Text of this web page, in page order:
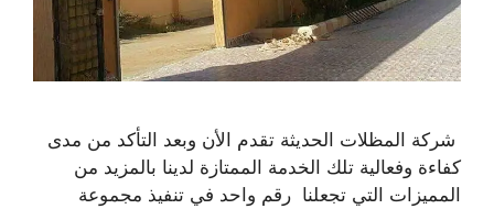
شركة المظلات الحديثة تقدم الأن وبعد التأكد من مدى
كفاءة وفعالية تلك الخدمة الممتازة لدينا بالمزيد من
المميزات التي تجعلنا رقم واحد في تنفيذ مجموعة